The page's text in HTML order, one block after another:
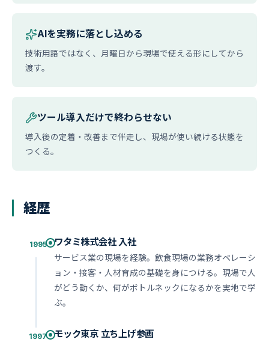
AIを実務に落とし込める
技術用語ではなく、月曜日から現場で使える形にしてから
渡す。
ツール導入だけで終わらせない
導入後の定着・改善まで伴走し、現場が使い続ける状態を
つくる。
経歴
1995 ワタミ株式会社 入社
サービス業の現場を経験。飲食現場の業務オペレーシ
ョン・接客・人材育成の基礎を身につける。現場で人
がどう動くか、何がボトルネックになるかを実地で学
ぶ。
1997 モック東京 立ち上げ参画